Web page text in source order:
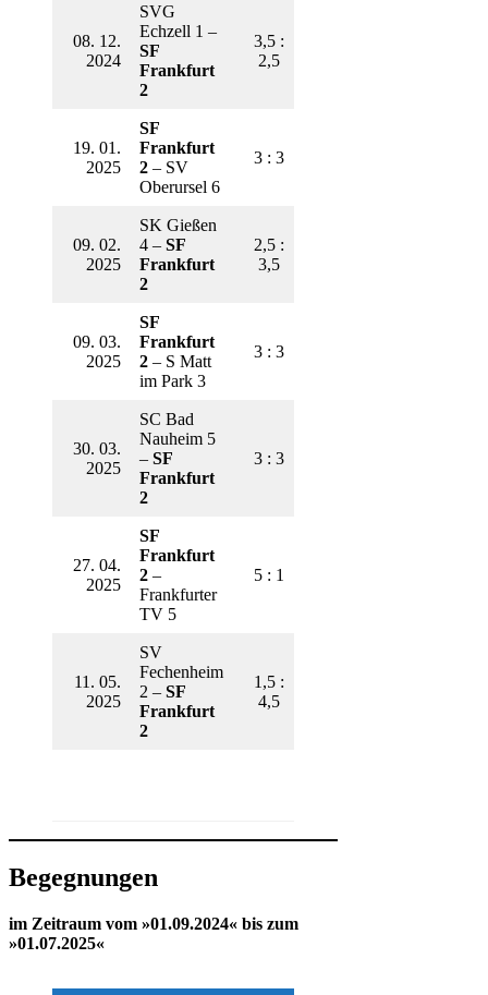
08. 12.
2024
SVG
Echzell 1 –
SF
Frankfurt
2
3,5 :
2,5
19. 01.
2025
SF
Frankfurt
2 – SV
Oberursel 6
3 : 3
09. 02.
2025
SK Gießen
4 – SF
Frankfurt
2
2,5 :
3,5
09. 03.
2025
SF
Frankfurt
2 – S Matt
im Park 3
3 : 3
30. 03.
2025
SC Bad
Nauheim 5
– SF
Frankfurt
2
3 : 3
27. 04.
2025
SF
Frankfurt
2 –
Frankfurter
TV 5
5 : 1
11. 05.
2025
SV
Fechenheim
2 – SF
Frankfurt
2
1,5 :
4,5
Begegnungen
im Zeitraum vom »01.09.2024« bis zum
»01.07.2025«